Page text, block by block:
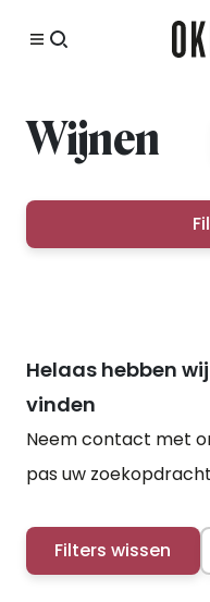
Wijnen
Helaas hebben
vinden
Neem contact met
pas uw
Filters wissen